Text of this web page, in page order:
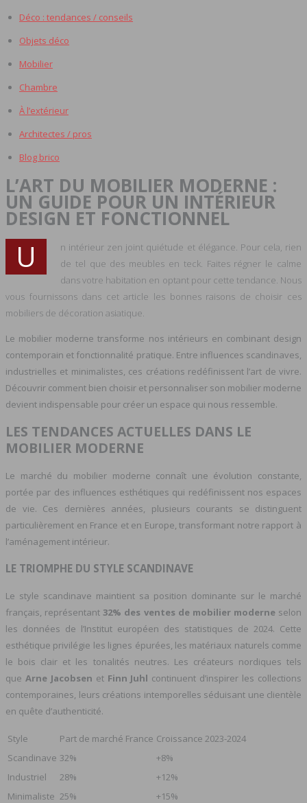
Déco : tendances / conseils
Objets déco
Mobilier
Chambre
À l’extérieur
Architectes / pros
Blog brico
L’ART DU MOBILIER MODERNE :
UN GUIDE POUR UN INTÉRIEUR
DESIGN ET FONCTIONNEL
U
n intérieur zen joint quiétude et élégance. Pour cela, rien
de tel que des meubles en teck. Faites régner le calme
dans votre habitation en optant pour cette tendance. Nous
vous fournissons dans cet article les bonnes raisons de choisir ces
mobiliers de décoration asiatique.
Le mobilier moderne transforme nos intérieurs en combinant design
contemporain et fonctionnalité pratique. Entre influences scandinaves,
industrielles et minimalistes, ces créations redéfinissent l’art de vivre.
Découvrir comment bien choisir et personnaliser son mobilier moderne
devient indispensable pour créer un espace qui nous ressemble.
LES TENDANCES ACTUELLES DANS LE
MOBILIER MODERNE
Le marché du mobilier moderne connaît une évolution constante,
portée par des influences esthétiques qui redéfinissent nos espaces
de vie. Ces dernières années, plusieurs courants se distinguent
particulièrement en France et en Europe, transformant notre rapport à
l’aménagement intérieur.
LE TRIOMPHE DU STYLE SCANDINAVE
Le style scandinave maintient sa position dominante sur le marché
français, représentant32% des ventes de mobilier moderneselon
les données de l’Institut européen des statistiques de 2024. Cette
esthétique privilégie les lignes épurées, les matériaux naturels comme
le bois clair et les tonalités neutres. Les créateurs nordiques tels
que Arne Jacobsen et Finn Juhl continuent d’inspirer les collections
contemporaines, leurs créations intemporelles séduisant une clientèle
en quête d’authenticité.
Style Part de marché France Croissance 2023-2024
Scandinave 32%
+8%
Industriel
28%
+12%
Minimaliste 25% +15%